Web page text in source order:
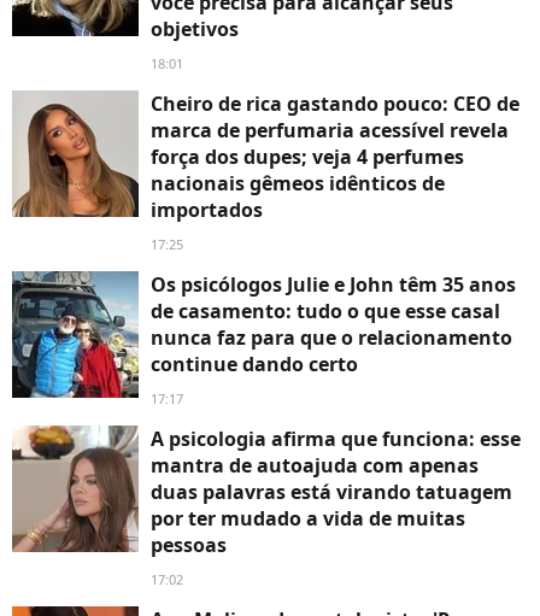
objetivos
18:01
Cheiro de rica gastando pouco: CEO de
marca de perfumaria acessível revela
força dos dupes; veja 4 perfumes
nacionais gêmeos idênticos de
importados
17:25
Os psicólogos Julie e John têm 35 anos
de casamento: tudo o que esse casal
nunca faz para que o relacionamento
continue dando certo
17:17
A psicologia afirma que funciona: esse
mantra de autoajuda com apenas
duas palavras está virando tatuagem
por ter mudado a vida de muitas
pessoas
17:02